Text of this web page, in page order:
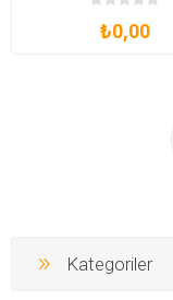
₺0,00
Kategoriler